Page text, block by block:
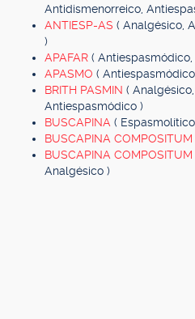
Antidismenorreico,
ANTIESP-AS ( Analgésico,
)
APAFAR (
APASMO (
BRITH PASMIN (
Antiespasmódico )
BUSCAPINA (
BUSCAPINA COMPOSITUM
BUSCAPINA COMPOSITUM
Analgésico )